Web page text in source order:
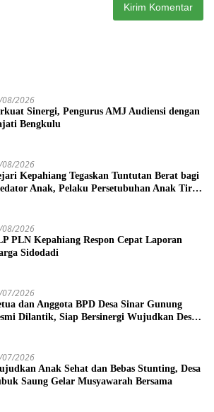
2026
Sinergi, Pengurus AMJ Audiensi dengan
Bengkulu
2026
Kepahiang Tegaskan Tuntutan Berat bagi
Anak, Pelaku Persetubuhan Anak Tiri
2026
PLN Kepahiang Respon Cepat Laporan
Sidodadi
2026
dan Anggota BPD Desa Sinar Gunung
Dilantik, Siap Bersinergi Wujudkan Desa
2026
Anak Sehat dan Bebas Stunting, Desa
Saung Gelar Musyawarah Bersama